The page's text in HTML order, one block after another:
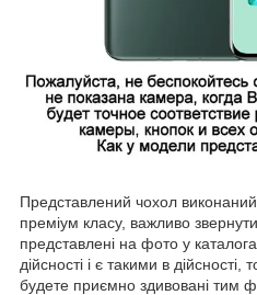
Представлений чохол виконаний
преміум класу, важливо
представлені на фото у
дійсності і є такими в
будете приємно здивовані тим